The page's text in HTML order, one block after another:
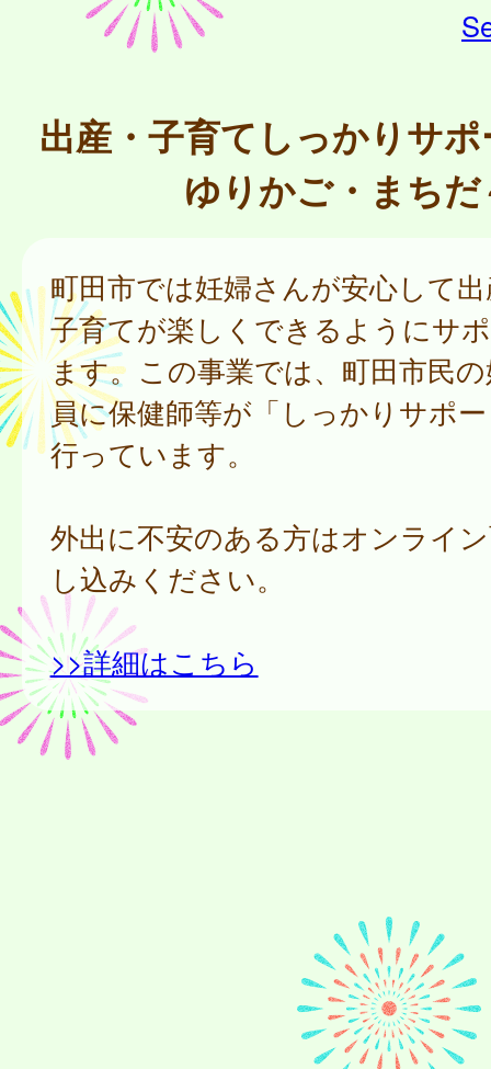
出産・子育てしっかりサ
ゆりかご・まちだ
町田市では妊婦さんが安心して
子育てが楽しくできるようにサ
ます。この事業では、町田市民
員に保健師等が「しっかりサポ
行っています。
外出に不安のある方はオンライ
し込みください。
>>詳細はこちら